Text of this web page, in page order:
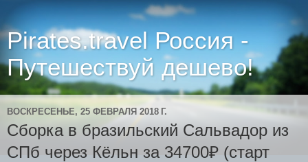
Pirates.travel Россия -
Путешествуй дешево!
ВОСКРЕСЕНЬЕ, 25 ФЕВРАЛЯ 2018 Г.
Сборка в бразильский Сальвадор из
СПб через Кёльн за 34700₽ (старт